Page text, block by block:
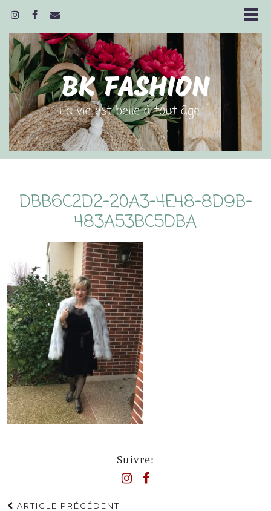
DBB6C2D2-20A3-4E48-8D9B-
483A53BC5DBA
Suivre:
ARTICLE PRÉCÉDENT